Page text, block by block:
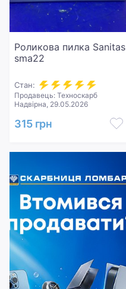
Роликова пилка Sanitas
sma22
Стан:
Продавець: Техноскарб
Надвірна, 29.05.2026
315 грн